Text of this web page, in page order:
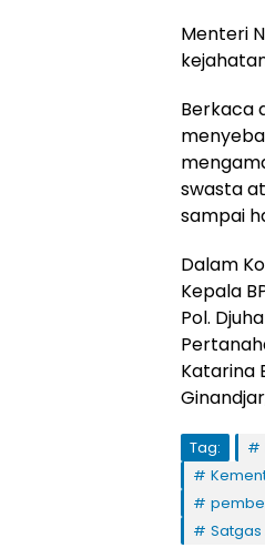
Menteri
Berkaca
swasta
sampai
Dalam
Kepala
Pol.
Katarina
Tag:
Satgas